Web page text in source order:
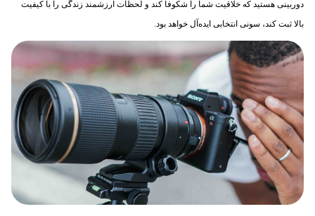
دوربینی هستید که خلاقیت شما را شکوفا کند و لحظات ارزشمند زندگی را با کیفیت
بالا ثبت کند، سونی انتخابی ایده‌آل خواهد بود.